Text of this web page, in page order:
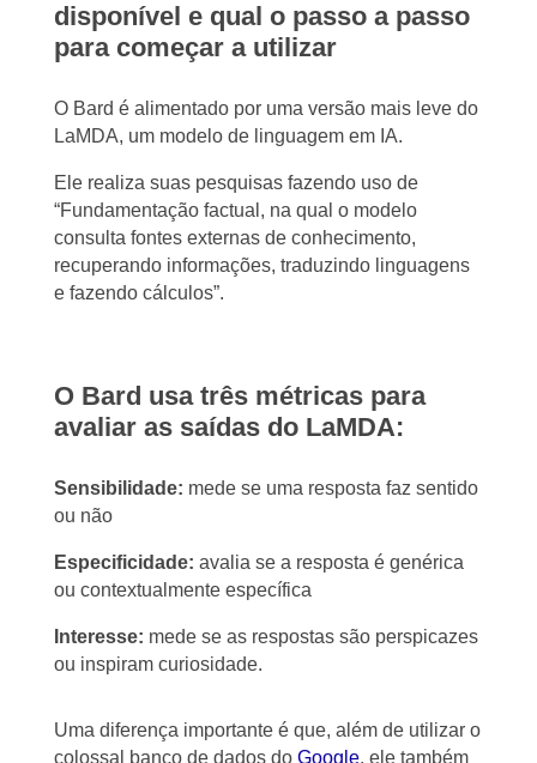
disponível e qual o passo a passo
para começar a utilizar
O Bard é alimentado por uma versão mais leve do
LaMDA, um modelo de linguagem em IA.
Ele realiza suas pesquisas fazendo uso de
“Fundamentação factual, na qual o modelo
consulta fontes externas de conhecimento,
recuperando informações, traduzindo linguagens
e fazendo cálculos”.
O Bard usa três métricas para
avaliar as saídas do LaMDA:
Sensibilidade: mede se uma resposta faz sentido
ou não
Especificidade: avalia se a resposta é genérica
ou contextualmente específica
Interesse: mede se as respostas são perspicazes
ou inspiram curiosidade.
Uma diferença importante é que, além de utilizar o
colossal banco de dados do Google, ele também